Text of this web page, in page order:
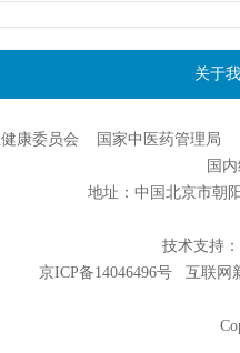
关于
康委员会 国家中医药管理局
国
地址：中国北京市朝
技术支持
京ICP备14046496号
互联网